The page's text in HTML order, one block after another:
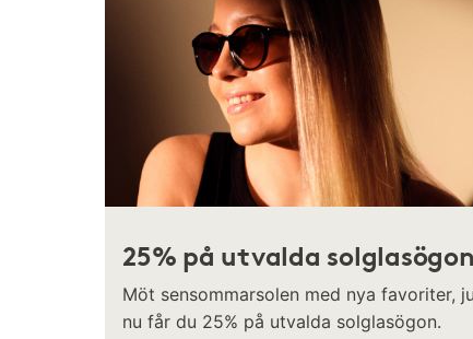
25% på utvalda solglasögon
Möt sensommarsolen med nya favoriter,
nu får du 25% på utvalda solglasögon.